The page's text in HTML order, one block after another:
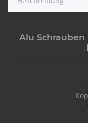
Alu Schrauben